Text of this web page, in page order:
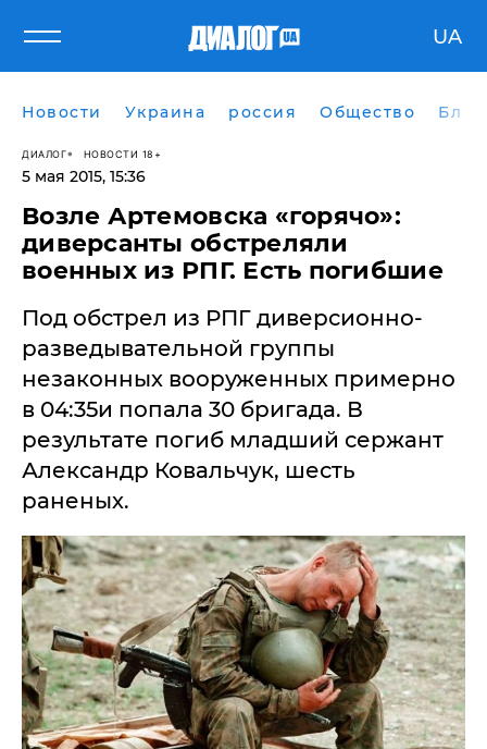
UA
Новости Украина россия Общество
ДИАЛОГ НОВОСТИ 18+
5 мая 2015, 15:36
​Возле Артемовска «горячо»:
диверсанты обстреляли
военных из РПГ. Есть погибшие
Под обстрел из РПГ диверсионно-
разведывательной группы
незаконных вооруженных примерно
в 04:35и попала 30 бригада. В
результате погиб младший сержант
Александр Ковальчук, шесть
раненых.